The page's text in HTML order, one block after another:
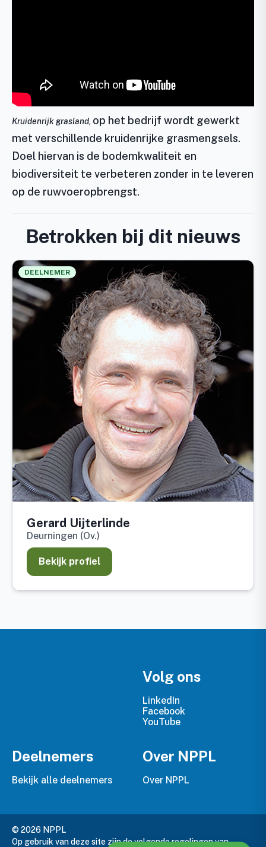
Kruidenrijk grasland, op het bedrijf wordt gewerkt
met verschillende kruidenrijke grasmengsels.
Doel hiervan is de bodemkwaliteit en
biodiversiteit te verbeteren zonder in te leveren
op de ruwvoeropbrengst.
Betrokken bij dit nieuws
DEELNEMER
Gerard Uijterlinde
Deurningen (Ov.)
Bekijk profiel
Volg ons
LinkedIn
Facebook
YouTube
Deelnemers
Bekijk alle deelnemers
Over NPPL
Over NPPL
© 2026 NPPL
Op gebruik van deze site zijn de volgende regelingen van